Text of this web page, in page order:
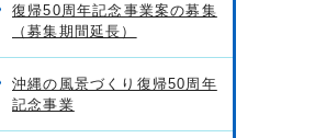
復帰50周年記念事業案の募集
（募集期間延長）
沖縄の風景づくり復帰50周年
記念事業